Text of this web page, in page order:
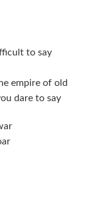
to say
empire of old
dare to say